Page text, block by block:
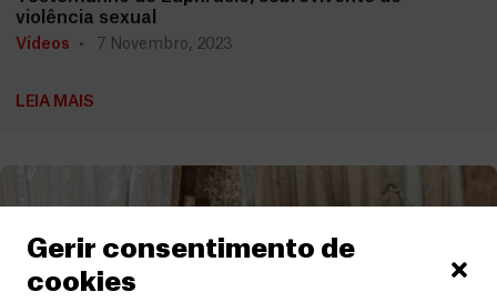
Gerir consentimento de
cookies
violência sexual
Vídeos 7 Novembro, 2023
LEIA MAIS